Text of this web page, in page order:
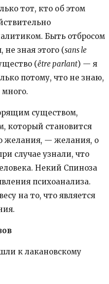
тот, кто об этом
Быть отбросом
не зная этого (sans le
(être parlant) — я
потому, что не знаю,
существом,
который становится
желания, — желания, о
случае узнали, что
Некий Спиноза
психоанализа.
на то, что является
к лакановскому